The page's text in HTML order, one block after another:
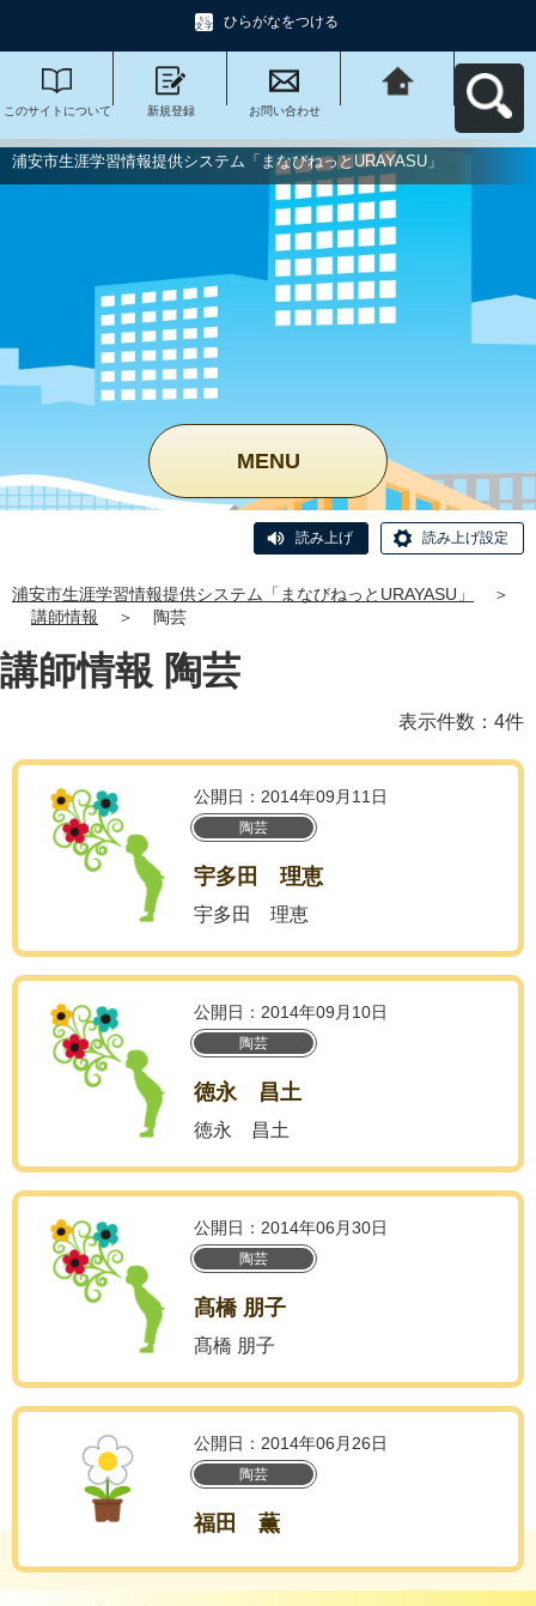
ひらがなをつける
このサイトについて 新規登録 お問い合わせ
びねっと
URAYASU」へ戻る
浦安市生涯学習情報提供システム「まなびねっとURAYASU」
MENU
読み上げ 読み上げ設定
浦安市生涯学習情報提供システム「まなびねっとURAYASU」
＞
講師情報
＞ 陶芸
講師情報 陶芸
表示件数：4件
公開日：2014年09月11日
陶芸
宇多田 理恵
宇多田 理恵
公開日：2014年09月10日
陶芸
徳永 昌土
徳永 昌土
公開日：2014年06月30日
陶芸
髙橋 朋子
髙橋 朋子
公開日：2014年06月26日
陶芸
福田 薫